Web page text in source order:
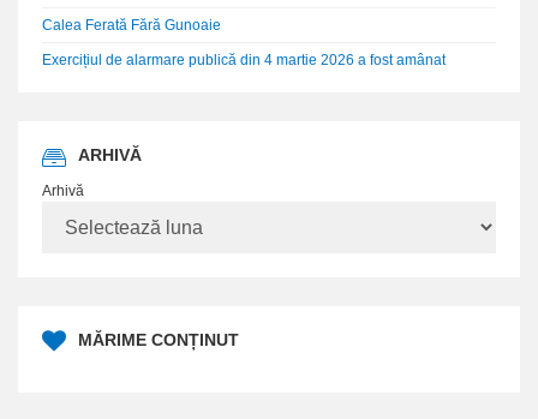
Calea Ferată Fără Gunoaie
Exercițiul de alarmare publică din 4 martie 2026 a fost amânat
ARHIVĂ
Arhivă
MĂRIME CONȚINUT